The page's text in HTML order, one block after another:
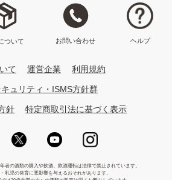
ついて お問い合わせ ヘルプ
て 運営企業 利用規約
ュリティ・ISMS方針群
針 特定商取引法に基づく表示